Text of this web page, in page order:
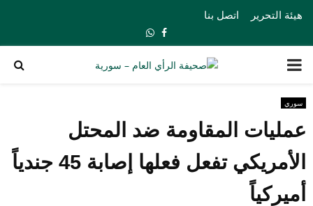
هيئة التحرير اتصل بنا
Facebook
Whatsapp
PRIMARY
MENU
سوري
عمليات المقاومة ضد المحتل
الأمريكي تفعل فعلها إصابة 45 جندياً
أميركياً